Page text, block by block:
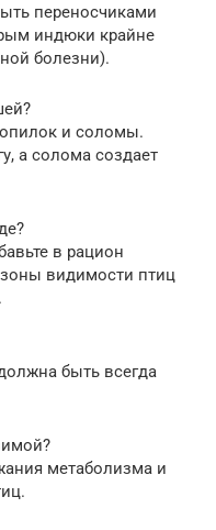
переносчиками
индюки крайне
болезни).
и соломы.
а солома создает
в рацион
видимости птиц
быть всегда
метаболизма и